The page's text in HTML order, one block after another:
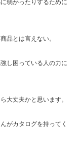
弱かったりするために
品とは言えない。
し困っている人の力に
大丈夫かと思います。
がカタログを持ってく